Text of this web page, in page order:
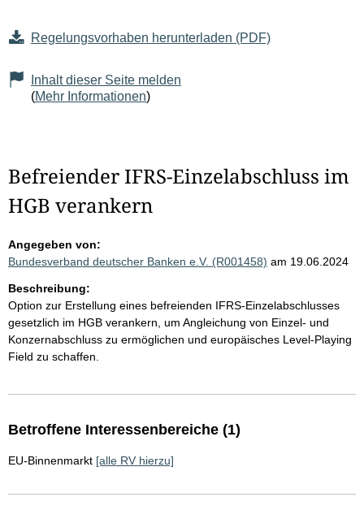
Regelungsvorhaben herunterladen (PDF)
Inhalt dieser Seite melden
(Mehr Informationen)
Befreiender IFRS-Einzelabschluss im
HGB verankern
Angegeben von:
Bundesverband deutscher Banken e.V. (R001458) am 19.06.2024
Beschreibung:
Option zur Erstellung eines befreienden IFRS-Einzelabschlusses
gesetzlich im HGB verankern, um Angleichung von Einzel- und
Konzernabschluss zu ermöglichen und europäisches Level-Playing
Field zu schaffen.
Betroffene Interessenbereiche (1)
EU-Binnenmarkt [alle RV hierzu]